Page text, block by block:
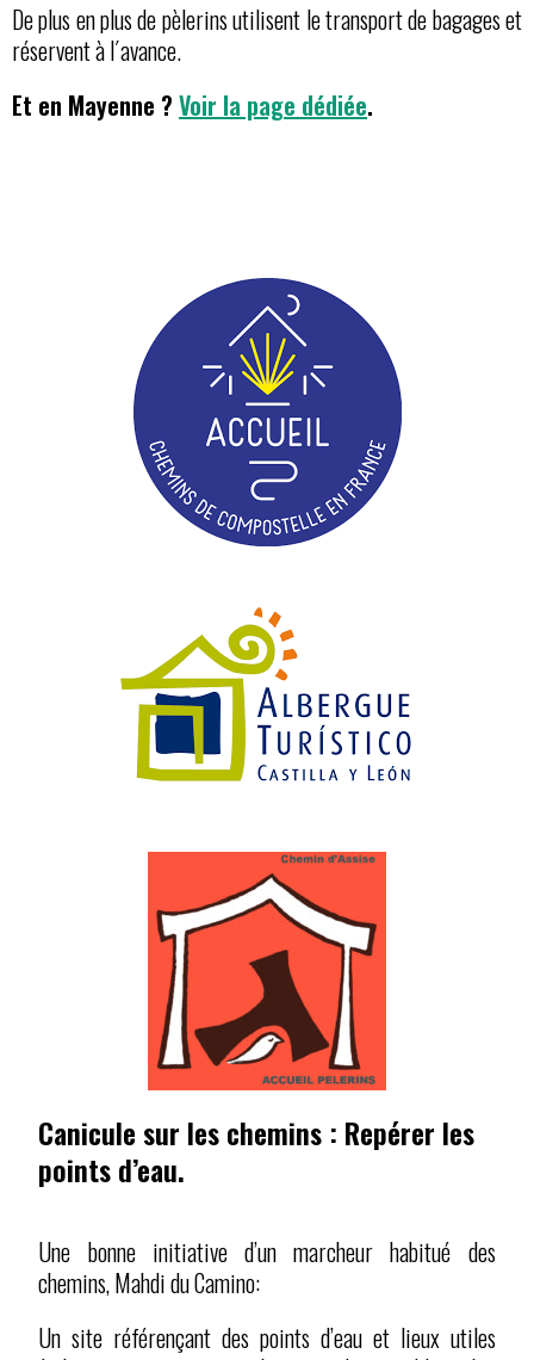
De plus en plus de pèlerins utilisent le transport de bagages et
réservent à l´avance.
Et en Mayenne ? Voir la page dédiée.
Canicule sur les chemins : Repérer les
points d’eau.
Une bonne initiative d’un marcheur habitué des
chemins, Mahdi du Camino:
Un site référençant des points d’eau et lieux utiles